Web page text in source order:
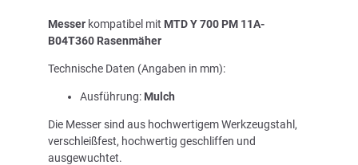
Messer kompatibel mit MTD Y 700 PM 11A-
B04T360 Rasenmäher
Technische Daten (Angaben in mm):
Ausführung: Mulch
Die Messer sind aus hochwertigem Werkzeugstahl,
verschleißfest, hochwertig geschliffen und
ausgewuchtet.